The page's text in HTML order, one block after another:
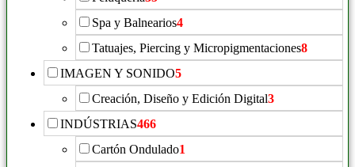
Spa y Balnearios4
Tatuajes, Piercing y Micropigmentaciones8
IMAGEN Y SONIDO5
Creación, Diseño y Edición Digital3
INDÚSTRIAS466
Cartón Ondulado1